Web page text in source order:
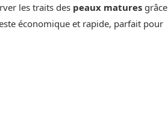
les traits des peaux matures grâce
économique et rapide, parfait pour